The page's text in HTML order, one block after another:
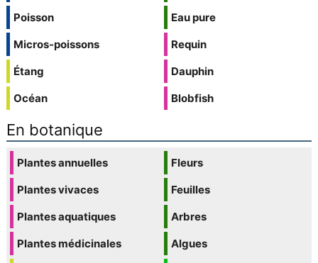
Poisson
Micros-poissons
Étang
Océan
Eau pure
Requin
Dauphin
Blobfish
En botanique
Plantes annuelles
Plantes vivaces
Plantes aquatiques
Plantes médicinales
Fleurs
Feuilles
Arbres
Algues